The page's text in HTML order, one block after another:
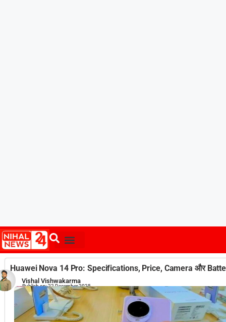
Huawei Nova 14 Pro: Specifications, Price, Camera और
Vishal Vishwakarma
Publish on:22 December 2025